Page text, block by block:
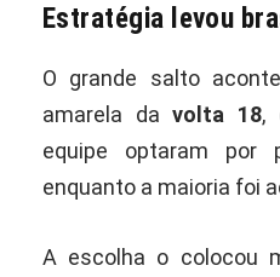
Estratégia levou
O grande salto
amarela davolta 18,
equipe optaram por
enquanto a maioria foi
A escolha o colocou